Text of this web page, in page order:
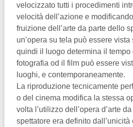
velocizzato tutti i procedimenti
velocità dell’azione e
fruizione dell’arte da parte dello
un’opera su tela può essere
quindi il luogo determina il tempo
fotografia od il film può essere
luoghi, e contemporaneamente.
La riproduzione tecnicamente
o del cinema modifica la stessa
volta l’utilizzo dell’opera d’arte
spettatore era definito